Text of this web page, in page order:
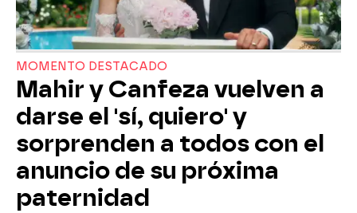
MOMENTO DESTACADO
Mahir y Canfeza vuelven a
darse el 'sí, quiero' y
sorprenden a todos con el
anuncio de su próxima
paternidad